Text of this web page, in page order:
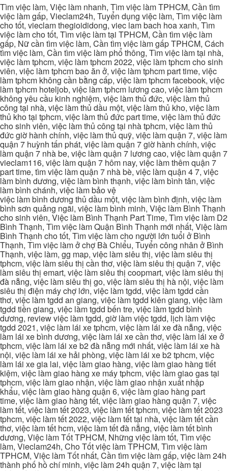
Tìm việc làm, Việc làm nhanh, Tìm việc làm TPHCM, Cần tìm
việc làm gấp, Vieclam24h, Tuyển dụng việc làm, Tìm việc làm
cho tốt, vieclam thegioididong, viec lam bach hoa xanh, Tìm
việc làm cho tốt, Tìm việc làm tại TPHCM, Cần tìm việc làm
gấp, Nữ cần tìm việc làm, Cần tìm việc làm gấp TPHCM, Cách
tìm việc làm, Cần tìm việc làm phổ thông, Tìm việc làm tại nhà,
việc làm tphcm, việc làm tphcm 2022, việc làm tphcm cho sinh
viên, việc làm tphcm bao ăn ở, việc làm tphcm part time, việc
làm tphcm không cần bằng cấp, việc làm tphcm facebook, việc
làm tphcm hoteljob, việc làm tphcm lương cao, việc làm tphcm
không yêu cầu kinh nghiệm, việc làm thủ đức, việc làm thủ
công tại nhà, việc làm thủ dầu một, việc làm thủ kho, việc làm
thủ kho tại tphcm, việc làm thủ đức part time, việc làm thủ đức
cho sinh viên, việc làm thủ công tại nhà tphcm, việc làm thủ
đức giờ hành chính, việc làm thủ quỹ, việc làm quận 7, việc làm
quận 7 huỳnh tấn phát, việc làm quận 7 giờ hành chính, việc
làm quận 7 nhà be, việc làm quận 7 lương cao, việc làm quận 7
vieclam116, việc làm quận 7 hôm nay, việc làm thêm quận 7
part time, tìm việc làm quận 7 nhà bè, việc làm quận 4 7, việc
làm bình dương, việc làm bình thạnh, việc làm bình tân, việc
làm bình chánh, việc làm bảo vệ
việc làm bình dương thủ dầu một, việc làm bình định, việc làm
bình sơn quảng ngãi, việc làm bình minh, Việc làm Bình Thạnh
cho sinh viên, Việc làm Bình Thạnh Part Time, Tìm việc làm D2
Bình Thạnh, Tìm việc làm Quận Bình Thạnh mới nhất, Việc làm
Bình Thạnh cho tốt, Tìm việc làm cho người lớn tuổi ở Bình
Thạnh, Tìm việc làm ở chợ Bà Chiểu, Tuyển công nhân ở Bình
Thạnh, việc làm, gg map, việc làm siêu thị, việc làm siêu thị
tphcm, việc làm siêu thị cần thơ, việc làm siêu thị quận 7, việc
làm siêu thị emart, việc làm siêu thị coopmart, việc làm siêu thị
đà nẵng, việc làm siêu thị go, việc làm siêu thị hà nội, việc làm
siêu thị điện máy chợ lớn, việc làm tgdd, việc làm tgdd cần
thơ, việc làm tgdd an giang, việc làm tgdd kiên giang, việc làm
tgdd tiền giang, việc làm tgdd bến tre, việc làm tgdd bình
dương, review việc làm tgdd, giờ làm việc tgdd, lịch làm việc
tgdd 2021, việc làm lái xe tphcm, việc làm lái xe đà nẵng, việc
làm lái xe bình dương, việc làm lái xe cần thơ, việc làm lái xe ở
tphcm, việc làm lái xe b2 đà nẵng mới nhất, việc làm lái xe hà
nội, việc làm lái xe hải phòng, việc làm lái xe b2 tphcm, việc
làm lái xe gia lai, việc làm giao hàng, việc làm giao hàng tiết
kiệm, việc làm giao hàng xe máy tphcm, việc làm giao gas tại
tphcm, việc làm giao nhận, việc làm giao nhận xuất nhập
khẩu, việc làm giao hàng quận 6, việc làm giao hàng part
time, việc làm giao hàng tết, việc làm giao hàng quận 7, việc
làm tết, việc làm tết 2023, việc làm tết tphcm, việc làm tết 2023
tphcm, việc làm tết 2022, việc làm tết tại nhà, việc làm tết cần
thơ, việc làm tết hcm, việc làm tết đà nẵng, việc làm tết bình
dương, Việc làm Tốt TPHCM, Những việc làm tốt, Tìm việc
làm, Vieclam24h, Cho Tốt việc làm TPHCM, Tìm việc làm
TPHCM, Việc làm Tốt nhất, Cần tìm việc làm gấp, việc làm 24h
thành phố hồ chí minh, việc làm 24h quận 7, việc làm tại